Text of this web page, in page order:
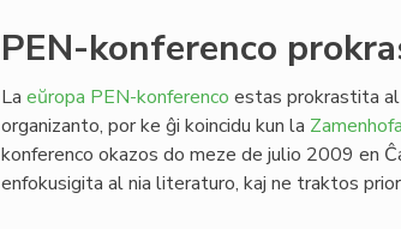
PEN-konferenco
La eŭropa PEN-konferenco estas prokrastita
organizanto, por ke ĝi koincidu kun la
konferenco okazos do meze de julio 2009 en
enfokusigita al nia literaturo, kaj ne traktos